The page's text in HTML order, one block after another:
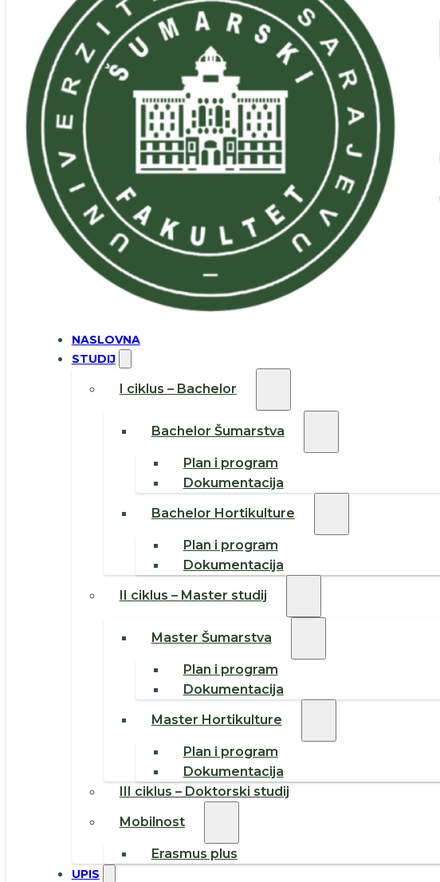
NASLOVNA
STUDIJ
I ciklus – Bachelor
Bachelor Šumarstva
Plan i program
Dokumentacija
Bachelor Hortikulture
Plan i program
Dokumentacija
II ciklus – Master studij
Master Šumarstva
Plan i program
Dokumentacija
Master Hortikulture
Plan i program
Dokumentacija
III ciklus – Doktorski studij
Mobilnost
Erasmus plus
UPIS